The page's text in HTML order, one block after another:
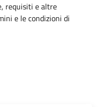
requisiti e altre
e le condizioni di